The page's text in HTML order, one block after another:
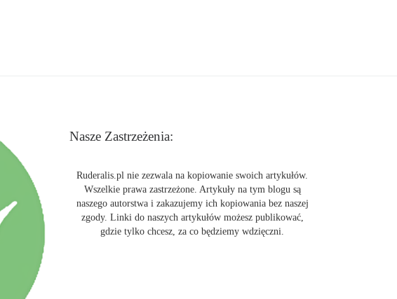
Nasze Zastrzeżenia:
Ruderalis.pl nie zezwala na kopiowanie swoich artykułów.
Wszelkie prawa zastrzeżone. Artykuły na tym blogu są
naszego autorstwa i zakazujemy ich kopiowania bez naszej
zgody. Linki do naszych artykułów możesz publikować,
gdzie tylko chcesz, za co będziemy wdzięczni.